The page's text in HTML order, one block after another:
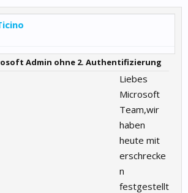
Admin ohne 2. Authentifizierung
Liebes
Microsoft
Team,wir
haben
heute mit
erschrecke
n
festgestellt